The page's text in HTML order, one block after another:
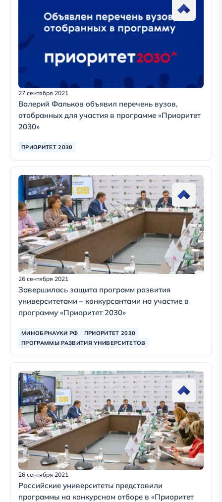
27 сентября 2021
Валерий Фальков объявил перечень вузов,
отобранных для участия в программе «Приоритет
2030»
ПРИОРИТЕТ 2030
26 сентября 2021
Завершилась защита программ развития
университетами – конкурсантами на участие в
программу «Приоритет 2030»
МИНОБРНАУКИ РФ
ПРИОРИТЕТ 2030
ПРОГРАММЫ РАЗВИТИЯ УНИВЕРСИТЕТОВ
26 сентября 2021
Российские университеты представили
программы на конкурсном отборе в «Приоритет